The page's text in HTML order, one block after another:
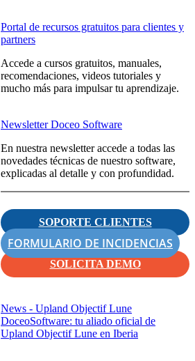
Portal de recursos gratuitos para clientes y
partners
Accede a cursos gratuitos, manuales,
recomendaciones, videos tutoriales y
mucho más para impulsar tu aprendizaje.
Newsletter Doceo Software
En nuestra newsletter accede a todas las
novedades técnicas de nuestro software,
explicadas al detalle y con profundidad.
SOPORTE CLIENTES
FORMULARIO DE INCIDENCIAS
SOLICITA DEMO
News - Upland Objectif Lune
DoceoSoftware: tu aliado oficial de
Upland Objectif Lune en Iberia